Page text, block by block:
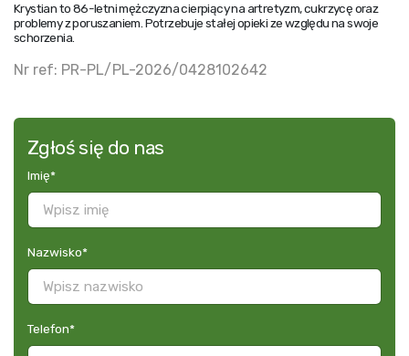
Krystian to 86-letni mężczyzna cierpiący na artretyzm, cukrzycę oraz
problemy z poruszaniem. Potrzebuje stałej opieki ze względu na swoje
schorzenia.
Nr ref: PR-PL/PL-2026/0428102642
Zgłoś się do nas
Imię*
Nazwisko*
Telefon*